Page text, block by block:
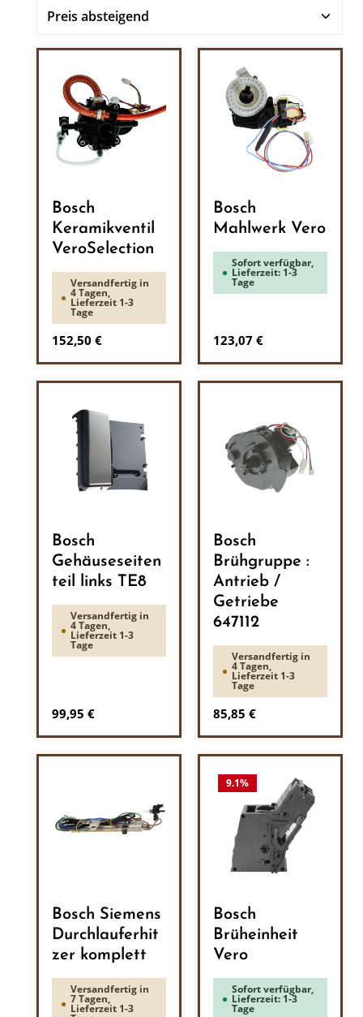
Bosch
Keramikventil
VeroSelection
Versandfertig in
4 Tagen,
Lieferzeit 1-3
Tage
Regulärer Preis:
152,50 €
Bosch
Mahlwerk Vero
Sofort verfügbar,
Lieferzeit: 1-3
Tage
Regulärer Preis:
123,07 €
Bosch
Gehäuseseiten
teil links TE8
Versandfertig in
4 Tagen,
Lieferzeit 1-3
Tage
Regulärer Preis:
99,95 €
Bosch
Brühgruppe :
Antrieb /
Getriebe
647112
Versandfertig in
4 Tagen,
Lieferzeit 1-3
Tage
Regulärer Preis:
85,85 €
Bosch Siemens
Durchlauferhit
zer komplett
Versandfertig in
7 Tagen,
Lieferzeit 1-3
9.1%
Bosch
Brüheinheit
Vero
Sofort verfügbar,
Lieferzeit: 1-3
Tage